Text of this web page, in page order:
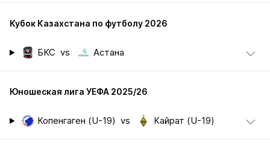
Кубок Казахстана по футболу 2026
БКС vs Астана
Юношеская лига УЕФА 2025/26
Копенгаген (U-19) vs Кайрат (U-19)